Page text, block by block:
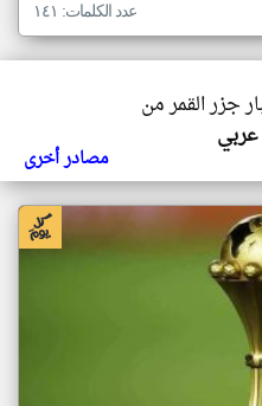
عدد الكلمات: ١٤١
جزر القمر من
مصادر أخرى